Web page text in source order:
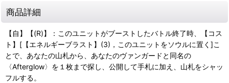
商品詳細
【自】【(R)】：このユニットがブーストしたバトル終了時、【コス
ト】[【エネルギーブラスト】(3)，このユニットをソウルに置く]こ
とで、あなたの山札から、あなたのヴァンガードと同名の
〈Afterglow〉を１枚まで探し、公開して手札に加え、山札をシャッ
フルする。